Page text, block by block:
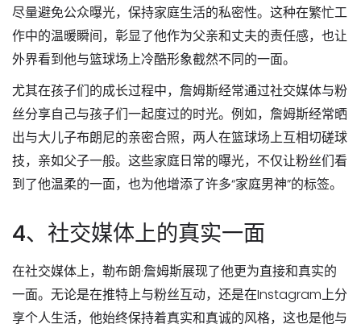
尽量避免公众曝光，保持家庭生活的私密性。这种在繁忙工
作中的温暖瞬间，彰显了他作为父亲和丈夫的责任感，也让
外界看到他与篮球场上冷酷形象截然不同的一面。
尤其在孩子们的成长过程中，詹姆斯经常通过社交媒体与粉
丝分享自己与孩子们一起度过的时光。例如，詹姆斯经常晒
出与大儿子布朗尼的亲密合照，两人在篮球场上互相切磋球
技，亲如父子一般。这些家庭日常的曝光，不仅让粉丝们看
到了他温柔的一面，也为他增添了许多“家庭男神”的标签。
4、社交媒体上的真实一面
在社交媒体上，勒布朗·詹姆斯展现了他更为直接和真实的
一面。无论是在推特上与粉丝互动，还是在Instagram上分
享个人生活，他始终保持着真实和真诚的风格，这也是他与